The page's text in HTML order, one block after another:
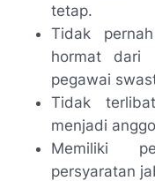
tetap.
Tidak
hormat dari
pegawai
Tidak
menjadi
Memiliki
persyaratan